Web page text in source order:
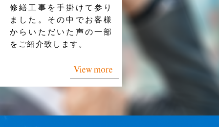
修繕工事を手掛けて参り
ました。その中でお客様
からいただいた声の一部
をご紹介致します。
View more